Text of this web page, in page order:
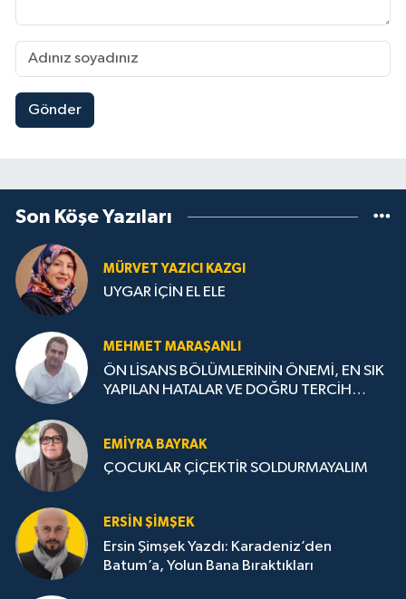
Gönder
Son Köşe Yazıları
MÜRVET YAZICI KAZGI
UYGAR İÇİN EL ELE
MEHMET MARAŞANLI
ÖN LİSANS BÖLÜMLERİNİN ÖNEMİ, EN SIK
YAPILAN HATALAR VE DOĞRU TERCİH
EMIYRA BAYRAK
ÇOCUKLAR ÇİÇEKTİR SOLDURMAYALIM
ERSIN ŞIMŞEK
Ersin Şimşek Yazdı: Karadeniz’den
Batum’a, Yolun Bana Bıraktıkları